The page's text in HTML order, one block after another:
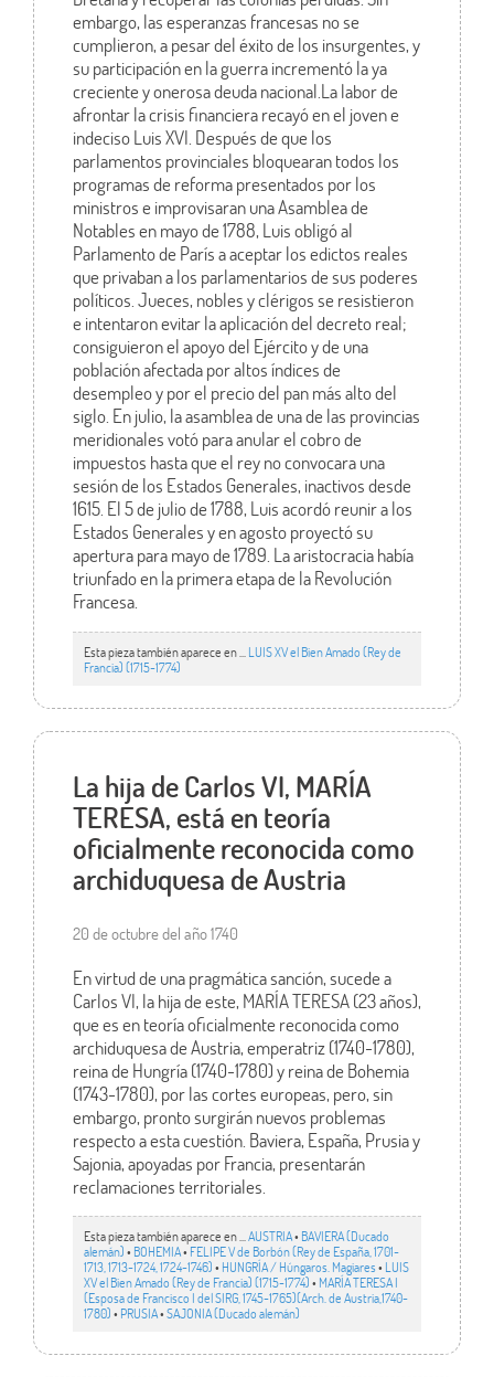
embargo, las esperanzas francesas no se
cumplieron, a pesar del éxito de los insurgentes, y
su participación en la guerra incrementó la ya
creciente y onerosa deuda nacional.La labor de
afrontar la crisis financiera recayó en el joven e
indeciso Luis XVI. Después de que los
parlamentos provinciales bloquearan todos los
programas de reforma presentados por los
ministros e improvisaran una Asamblea de
Notables en mayo de 1788, Luis obligó al
Parlamento de París a aceptar los edictos reales
que privaban a los parlamentarios de sus poderes
políticos. Jueces, nobles y clérigos se resistieron
e intentaron evitar la aplicación del decreto real;
consiguieron el apoyo del Ejército y de una
población afectada por altos índices de
desempleo y por el precio del pan más alto del
siglo. En julio, la asamblea de una de las provincias
meridionales votó para anular el cobro de
impuestos hasta que el rey no convocara una
sesión de los Estados Generales, inactivos desde
1615. El 5 de julio de 1788, Luis acordó reunir a los
Estados Generales y en agosto proyectó su
apertura para mayo de 1789. La aristocracia había
triunfado en la primera etapa de la Revolución
Francesa.
Esta pieza también aparece en ... LUIS XV el Bien Amado (Rey de
Francia) (1715-1774)
La hija de Carlos VI, MARÍA
TERESA, está en teoría
oficialmente reconocida como
archiduquesa de Austria
20 de octubre del año 1740
En virtud de una pragmática sanción, sucede a
Carlos VI, la hija de este, MARÍA TERESA (23 años),
que es en teoría oficialmente reconocida como
archiduquesa de Austria, emperatriz (1740-1780),
reina de Hungría (1740-1780) y reina de Bohemia
(1743-1780), por las cortes europeas, pero, sin
embargo, pronto surgirán nuevos problemas
respecto a esta cuestión. Baviera, España, Prusia y
Sajonia, apoyadas por Francia, presentarán
reclamaciones territoriales.
Esta pieza también aparece en ... AUSTRIA• BAVIERA (Ducado
alemán)• BOHEMIA• FELIPE V de Borbón (Rey de España, 1701-
1713, 1713-1724, 1724-1746)• HUNGRÍA / Húngaros. Magiares• LUIS
XV el Bien Amado (Rey de Francia) (1715-1774)• MARÍA TERESA I
(Esposa de Francisco I del SIRG, 1745-1765)(Arch. de Austria,1740-
1780)• PRUSIA•SAJONIA (Ducado alemán)